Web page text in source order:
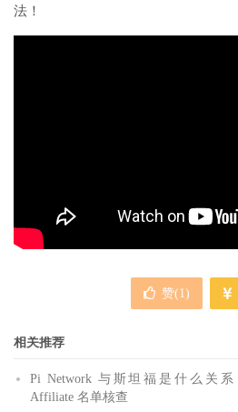
法！
赞(1 )
相关推荐
Pi Network 与斯坦福是什么关系
Affiliate 名单核查